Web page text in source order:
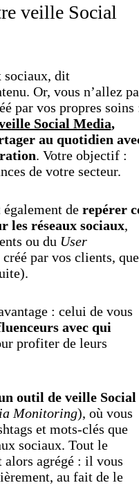
veille Social
sociaux, dit
Or, vous n’allez
par vos propres soins
Social Media,
au quotidien
. Votre objectif :
de votre secteur.
de repérer
les réseaux sociaux,
ou du User
par vos clients, que
: celui de vous
avec qui
profiter de leurs
outil de veille Social
Monitoring), où vous
et mots-clés que
sociaux. Tout le
alors agrégé : il vous
au fait de le